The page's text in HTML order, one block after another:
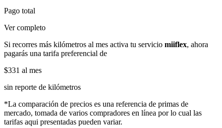
Pago total
Ver completo
Si recorres más kilómetros al mes activa tu servicio miiflex, ahora
pagarás una tarifa preferencial de
$331 al mes
sin reporte de kilómetros
*La comparación de precios es una referencia de primas de
mercado, tomada de varios compradores en línea por lo cual las
tarifas aqui presentadas pueden variar.